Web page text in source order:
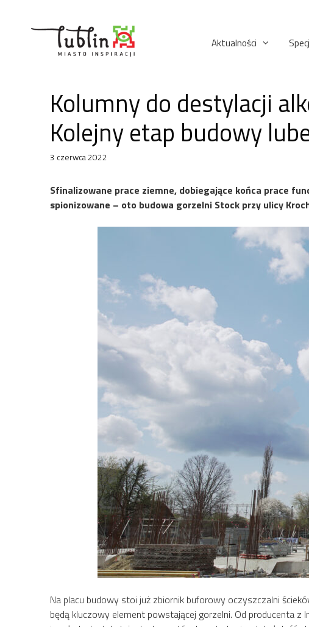
Aktualności
Kolumny do destylacji
Kolejny etap budowy
3 czerwca 2022
Sfinalizowane prace ziemne, dobiegające końca prace
spionizowane – oto budowa gorzelni Stock przy ulicy
Na placu budowy stoi już zbiornik buforowy oczyszczalni
będą kluczowy element powstającej gorzelni. Od producenta z